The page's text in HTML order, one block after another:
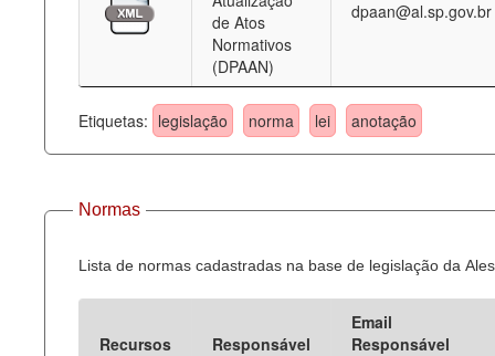
Legislação
Perguntas frequentes
Contato
de Atos
Normativos
(DPAAN)
dpaan@al.sp.gov.br
Etiquetas: legislação norma lei anotação
Normas
Lista de normas cadastradas na base de legislação da
Recursos Responsável
Email
Responsável